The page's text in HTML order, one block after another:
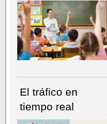
El tráfico en
tiempo real